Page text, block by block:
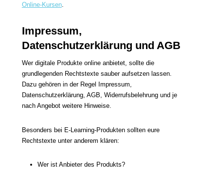
Online-Kursen.
Impressum,
Datenschutzerklärung und AGB
Wer digitale Produkte online anbietet, sollte die
grundlegenden Rechtstexte sauber aufsetzen lassen.
Dazu gehören in der Regel Impressum,
Datenschutzerklärung, AGB, Widerrufsbelehrung und je
nach Angebot weitere Hinweise.
Besonders bei E-Learning-Produkten sollten eure
Rechtstexte unter anderem klären:
Wer ist Anbieter des Produkts?